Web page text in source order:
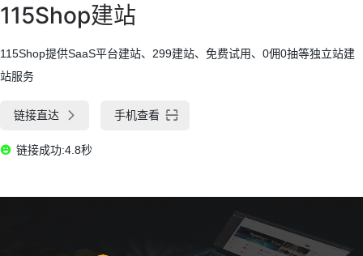
115Shop建站
115Shop提供SaaS平台建站、299建站、免费试用、0佣0抽等独立站建
站服务
链接直达 手机查看
链接成功:4.8秒